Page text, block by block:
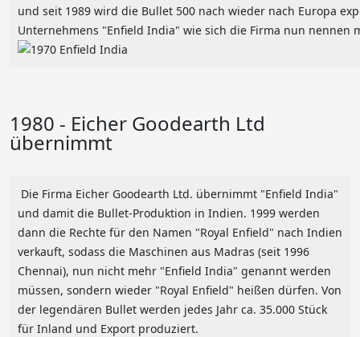
und seit 1989 wird die Bullet 500 nach wieder nach Europa
Unternehmens "Enfield India" wie sich die Firma nun nennen
1980 - Eicher Goodearth Ltd
übernimmt
Die Firma Eicher Goodearth Ltd. übernimmt "Enfield India"
und damit die Bullet-Produktion in Indien. 1999 werden
dann die Rechte für den Namen "Royal Enfield" nach Indien
verkauft, sodass die Maschinen aus Madras (seit 1996
Chennai), nun nicht mehr "Enfield India" genannt werden
müssen, sondern wieder "Royal Enfield" heißen dürfen. Von
der legendären Bullet werden jedes Jahr ca. 35.000 Stück
für Inland und Export produziert.